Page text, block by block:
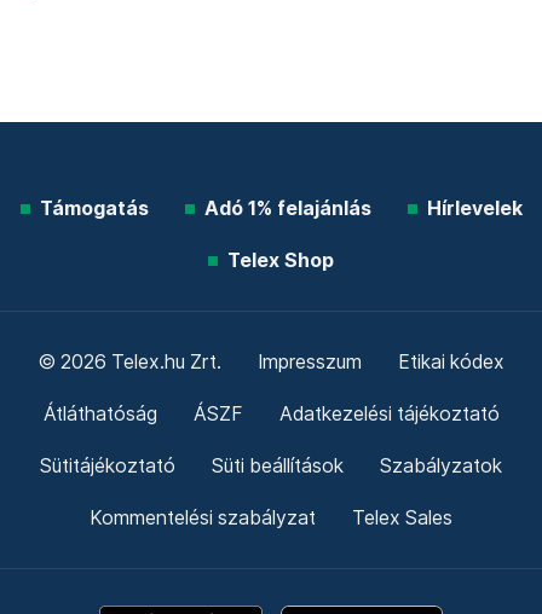
Támogatás Adó 1% felajánlás Hírlevelek
Telex Shop
© 2026 Telex.hu Zrt. Impresszum Etikai kódex
Átláthatóság ÁSZF Adatkezelési tájékoztató
Sütitájékoztató Süti beállítások Szabályzatok
Kommentelési szabályzat Telex Sales